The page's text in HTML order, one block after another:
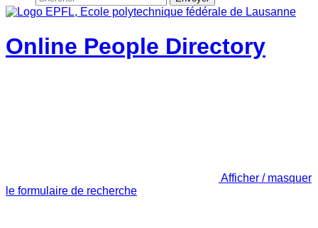
Online People Directory
Afficher / masquer
le formulaire de recherche